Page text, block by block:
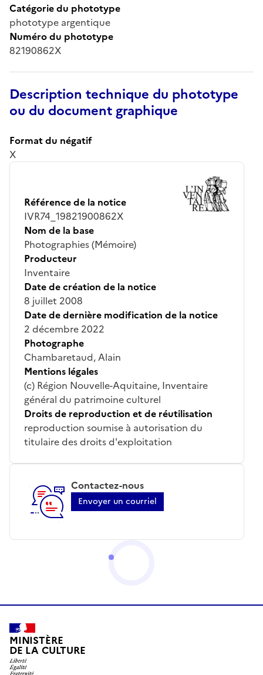
Catégorie du phototype
phototype argentique
Numéro du phototype
82190862X
Description technique du phototype
ou du document graphique
Format du négatif
X
Référence de la notice
IVR74_19821900862X
Nom de la base
Photographies (Mémoire)
Producteur
Inventaire
Date de création de la notice
8 juillet 2008
Date de dernière modification de la notice
2 décembre 2022
Photographe
Chambaretaud, Alain
Mentions légales
(c) Région Nouvelle-Aquitaine, Inventaire
général du patrimoine culturel
Droits de reproduction et de réutilisation
reproduction soumise à autorisation du
titulaire des droits d'exploitation
Contactez-nous
Envoyer un courriel
MINISTÈRE
DE LA CULTURE